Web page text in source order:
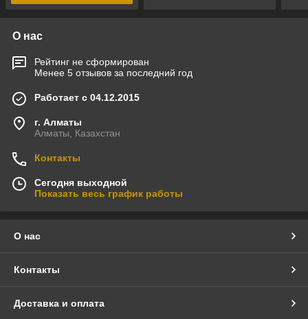
О нас
Рейтинг не сформирован
Менее 5 отзывов за последний год
Работает с 04.12.2015
г. Алматы
Алматы, Казахстан
Контакты
Сегодня выходной
Показать весь график работы
О нас
Контакты
Доставка и оплата